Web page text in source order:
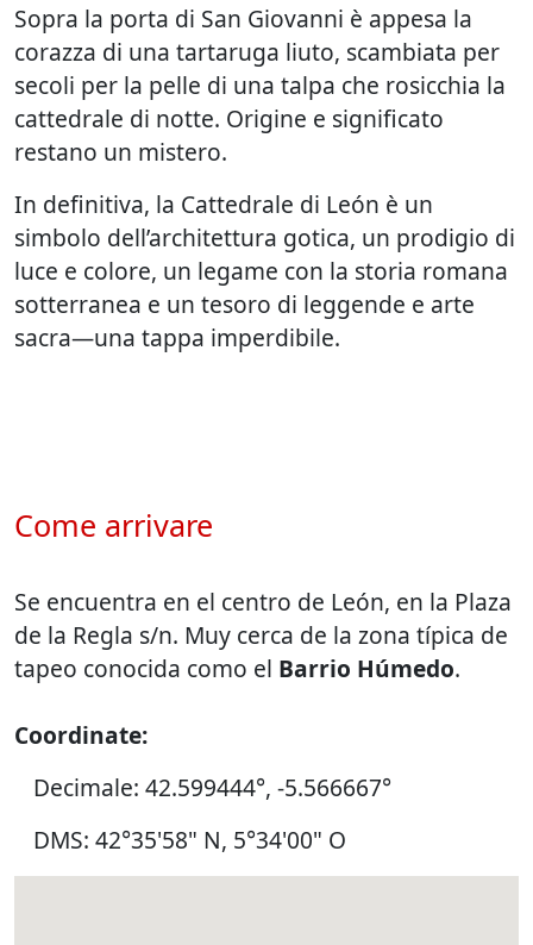
Sopra la porta di San Giovanni è appesa la
corazza di una tartaruga liuto, scambiata per
secoli per la pelle di una talpa che rosicchia la
cattedrale di notte. Origine e significato
restano un mistero.
In definitiva, la Cattedrale di León è un
simbolo dell’architettura gotica, un prodigio di
luce e colore, un legame con la storia romana
sotterranea e un tesoro di leggende e arte
sacra—una tappa imperdibile.
Come arrivare
Se encuentra en el centro de León, en la Plaza
de la Regla s/n. Muy cerca de la zona típica de
tapeo conocida como el Barrio Húmedo.
Coordinate:
Decimale: 42.599444°, -5.566667°
DMS: 42°35'58" N, 5°34'00" O